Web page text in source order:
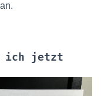
ich jetzt